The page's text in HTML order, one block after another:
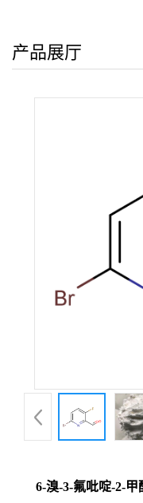
产品展厅
6-溴-3-氟吡啶-2-甲